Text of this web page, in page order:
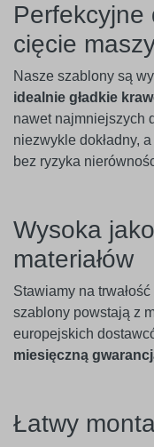
Perfekcyjne
cięcie
Nasze szablony są
idealnie gładkie
nawet najmniejszych
niezwykle dokładny,
bez ryzyka
Wysoka
materiałów
Stawiamy na
szablony powstają z
europejskich
miesięczną
Łatwy